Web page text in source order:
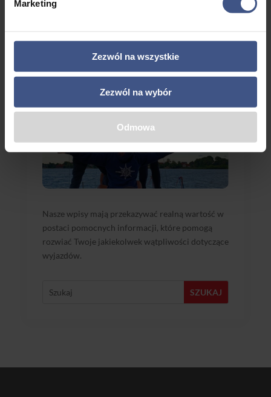
Marketing
Zezwól na wszystkie
Zezwól na wybór
Odmowa
Co znajdziesz na naszym blogu?
Nasze wpisy mają przekazywać realną wartość w
postaci pomocnych informacji, które pomogą
rozwiać Twoje jakiekolwek wątpliwości dotyczące
wyjazdów.